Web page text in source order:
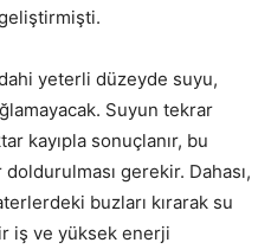
yeterli düzeyde suyu,
Suyun tekrar
kayıpla sonuçlanır, bu
gerekir. Dahası,
buzları kırarak su
iş ve yüksek enerji